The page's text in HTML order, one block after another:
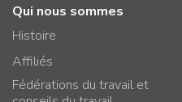
Qui nous sommes
Histoire
Affiliés
Fédérations du travail et